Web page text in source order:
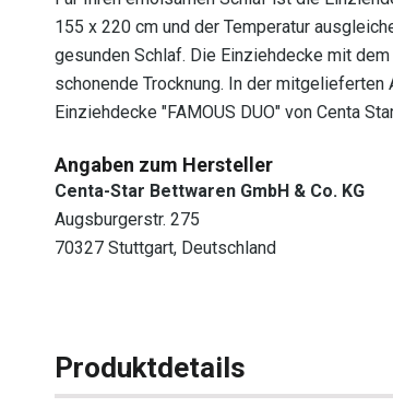
155 x 220 cm und der Temperatur
gesunden Schlaf. Die Einziehdecke mit
schonende Trocknung. In der
Einziehdecke "FAMOUS DUO" von Centa
Angaben zum Hersteller
Centa-Star Bettwaren GmbH & Co. KG
Augsburgerstr. 275
70327 Stuttgart, Deutschland
Produktdetails